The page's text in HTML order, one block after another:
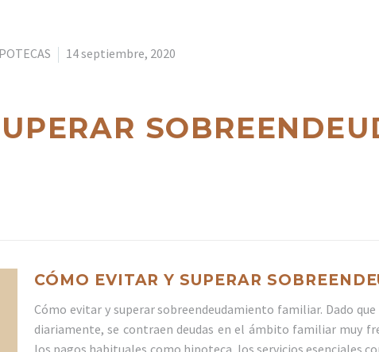
14 septiembre, 2020
CÓMO EVITAR Y SUPERAR
Cómo evitar y superar sobreendeudamiento familiar. Dado
diariamente, se contraen deudas en el ámbito familiar muy